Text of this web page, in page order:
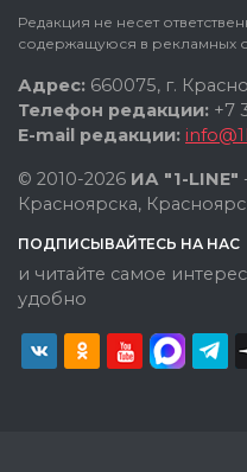
Редакция не несет
содержащуюся в рекламных
Адрес: 660075, г.
Телефон редакции: +7
E-mail редакции:
© 2010-2026 ИА "1-LINE"
Красноярска,
ПОДПИСЫВАЙТЕСЬ НА НАС
и читайте самое
удобно